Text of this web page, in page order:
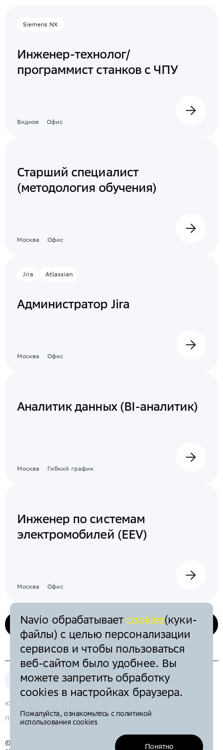
Siemens NX
Инженер-технолог/
программист станков с ЧПУ
Видное Офис
Старший специалист
(методология обучения)
Москва Офис
Jira Atlassian
Администратор Jira
Москва Офис
Аналитик данных (BI-аналитик)
Москва Гибкий график
Инженер по системам
электромобилей (EEV)
Москва Офис
Все вакансии
© Общество с ограниченной ответственностью «Автотех», 2025 ИНН
Юридические документы
Политика в отношении обработки персональных данных
Navio обрабатывает cookies(куки-
файлы) с целью персонализации
сервисов и чтобы пользоваться
веб-сайтом было удобнее. Вы
можете запретить обработку
сookies в настройках браузера.
Пожалуйста, ознакомьтесь с политикой
использования cookies
Понятно